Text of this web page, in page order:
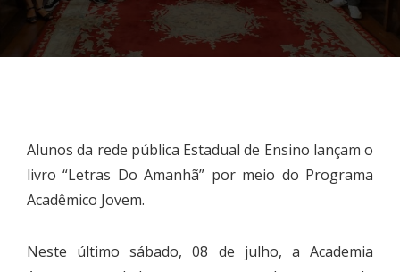
Alunos da rede pública Estadual de Ensino lançam o
livro “Letras Do Amanhã” por meio do Programa
Acadêmico Jovem.
Neste último sábado, 08 de julho, a Academia